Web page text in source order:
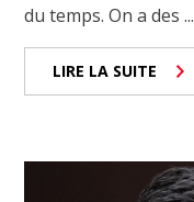
du temps. On a des ...
LIRE LA SUITE